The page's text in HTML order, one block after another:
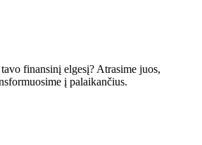
finansinį elgesį? Atrasime juos,
į palaikančius.